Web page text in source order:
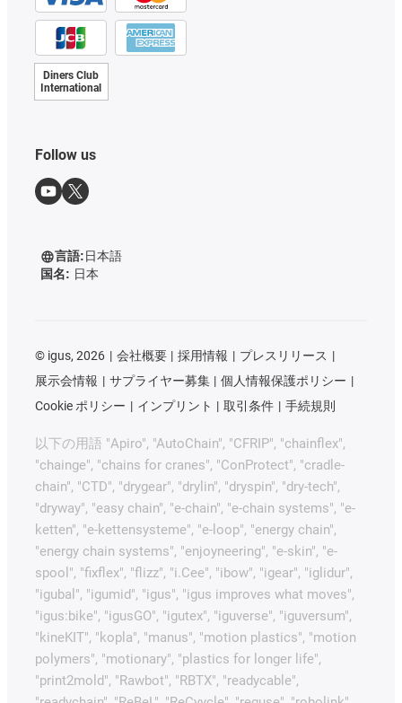
Diners Club
International
Follow us
言語:日本語
国名: 日本
© igus, 2026 会社概要 採用情報
プレスリリース
展示会情報
サプライヤー募集
個人情報保護ポリシー
Cookie ポリシー
インプリント 取引条件 手続規則
以下の用語 "Apiro", "AutoChain", "CFRIP", "chainflex",
"chainge", "chains for cranes", "ConProtect", "cradle-
chain", "CTD", "drygear", "drylin", "dryspin", "dry-tech",
"dryway", "easy chain", "e-chain", "e-chain systems", "e-
ketten", "e-kettensysteme", "e-loop", "energy chain",
"energy chain systems", "enjoyneering", "e-skin", "e-
spool", "fixflex", "flizz", "i.Cee", "ibow", "igear", "iglidur",
"igubal", "igumid", "igus", "igus improves what moves",
"igus:bike", "igusGO", "igutex", "iguverse", "iguversum",
"kineKIT", "kopla", "manus", "motion plastics", "motion
polymers", "motionary", "plastics for longer life",
"print2mold", "Rawbot", "RBTX", "readycable",